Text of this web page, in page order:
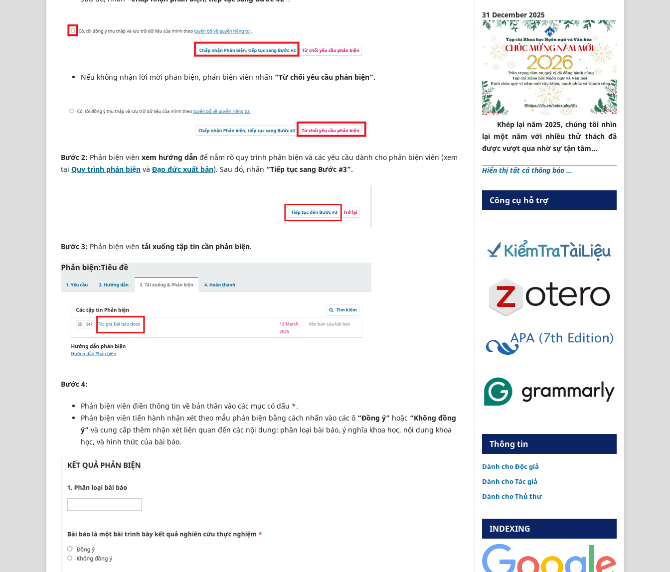
Nếu không nhận lời mời phản biện, phản biện viên nhấn “Từ chối yêu cầu phản biện”.
Bước 2: Phản biện viên xem hướng dẫn để nắm rõ quy trình phản biện và các yêu cầu dành cho phản biện viên (xem
tại Quy trình phản biện và Đạo đức xuất bản). Sau đó, nhấn “Tiếp tục sang Bước #3”.
Bước 3: Phản biện viên tải xuống tập tin cần phản biện.
Bước 4:
Phản biện viên điền thông tin về bản thân vào các mục có dấu *.
Phản biện viên tiến hành nhận xét theo mẫu phản biện bằng cách nhấn vào các ô “Đồng ý” hoặc “Không đồng
ý” và cung cấp thêm nhận xét liên quan đến các nội dung: phân loại bài báo, ý nghĩa khoa học, nội dung khoa
học, và hình thức của bài báo.
31 December 2025
Khép lại năm 2025, chúng tôi nhìn
lại một năm với nhiều thử thách đã
được vượt qua nhờ sự tận tâm...
Hiển thị tất cả thông báo ...
Công cụ hỗ trợ
Thông tin
Dành cho Độc giả
Dành cho Tác giả
Dành cho Thủ thư
INDEXING